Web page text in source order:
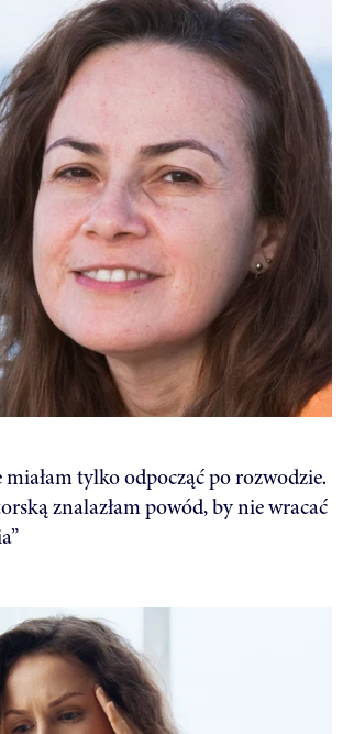
tylko odpocząć po rozwodzie.
znalazłam powód, by nie wracać